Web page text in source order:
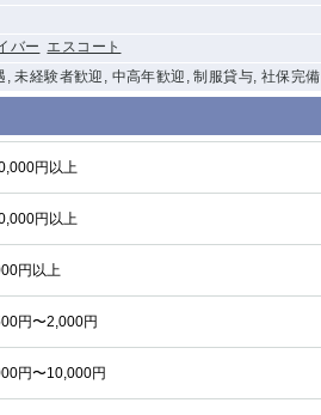
バー エスコート
未経験者歓迎, 中高年歓迎, 制服貸与, 社保完備
円以上
円以上
円以上
円〜2,000円
円〜10,000円